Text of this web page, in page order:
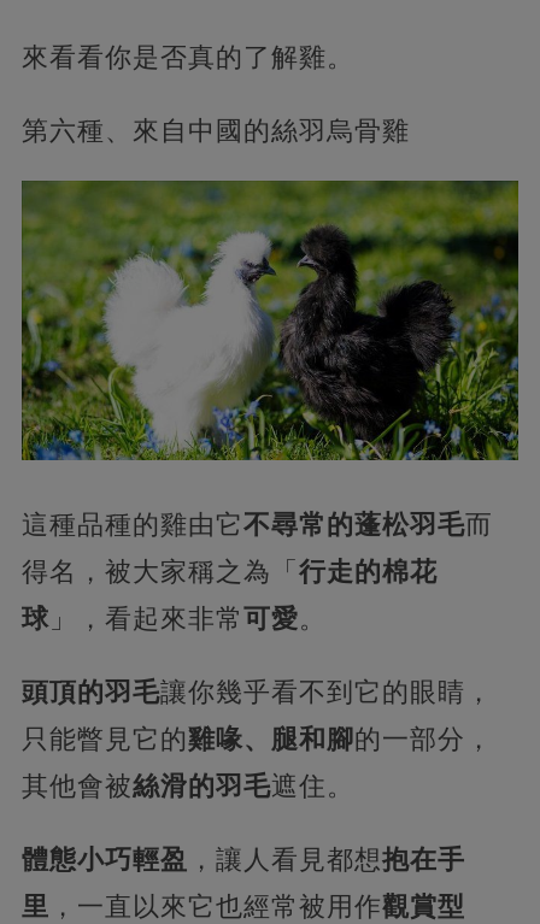
來看看你是否真的了解雞。
第六種、來自中國的絲羽烏骨雞
這種品種的雞由它不尋常的蓬松羽毛而
得名，被大家稱之為「 行走的棉花
球」，看起來非常可愛。
頭頂的羽毛讓你幾乎看不到它的眼睛，
只能瞥見它的雞喙、腿和腳的一部分，
其他會被絲滑的羽毛遮住。
體態小巧輕盈 ，讓人看見都想抱在手
里 ，一直以來它也經常被用作觀賞型